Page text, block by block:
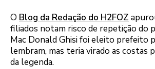
O Blog da Redação do H2FOZ
filiados notam risco de repetição do
Mac Donald Ghisi foi eleito prefeito
lembram, mas teria virado as costas
da legenda.